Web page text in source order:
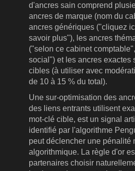
d'ancres sain comprend
ancres de marque (nom du
ancres génériques ("cliquez
savoir plus"), les ancres
("selon ce cabinet
social") et les ancres exactes
cibles (à utiliser avec
de 10 à 15 % du total).
Une sur-optimisation des
des liens entrants utilisent
mot-clé cible, est un signal
identifié par l'algorithme
peut déclencher une pénalité
algorithmique. La règle d'or
partenaires choisir